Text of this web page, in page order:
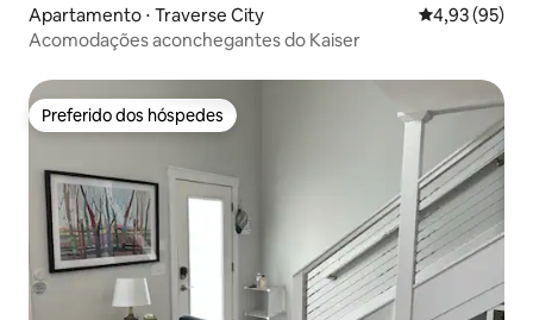
Apartamento ⋅ Traverse City 4,93 de uma
4,93 (95)
Acomodações aconchegantes do Kaiser
Preferido dos hóspedes
Preferido dos hóspedes